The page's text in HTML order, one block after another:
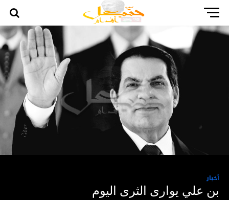
أخبار
بن علي يوارى الثرى اليوم